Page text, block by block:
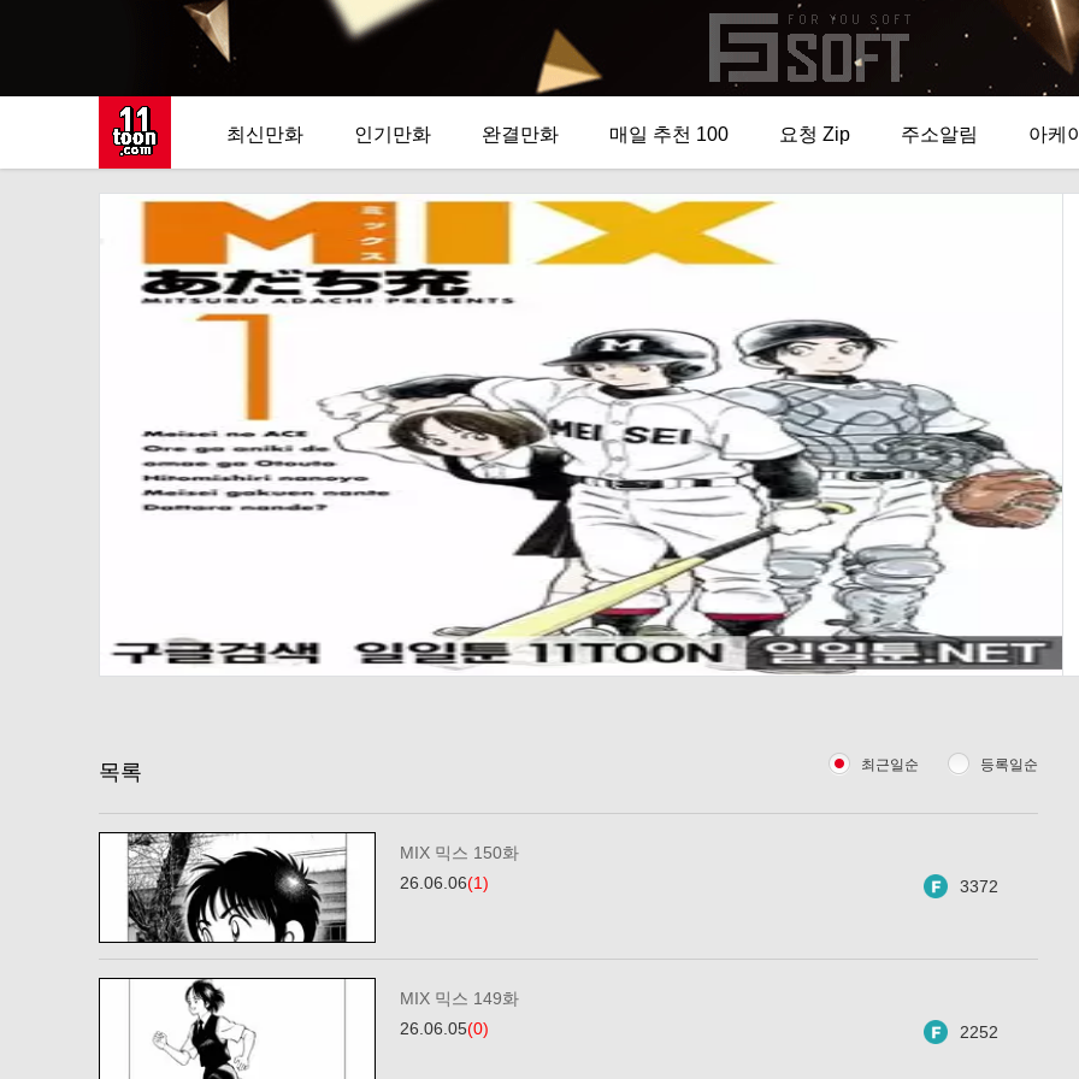
최신만화 인기만화 완결만화 매일 추천 100 요청 Zip 주소알림 아케
목록 최근일순 등록일순
MIX 믹스 150화
26.06.06(1) 3372
MIX 믹스 149화
26.06.05(0) 2252